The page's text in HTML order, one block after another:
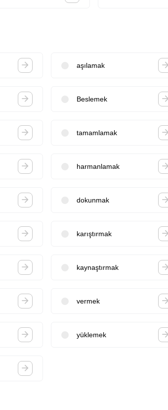
aşılamak
Beslemek
tamamlamak
harmanlamak
dokunmak
karıştırmak
kaynaştırmak
vermek
yüklemek